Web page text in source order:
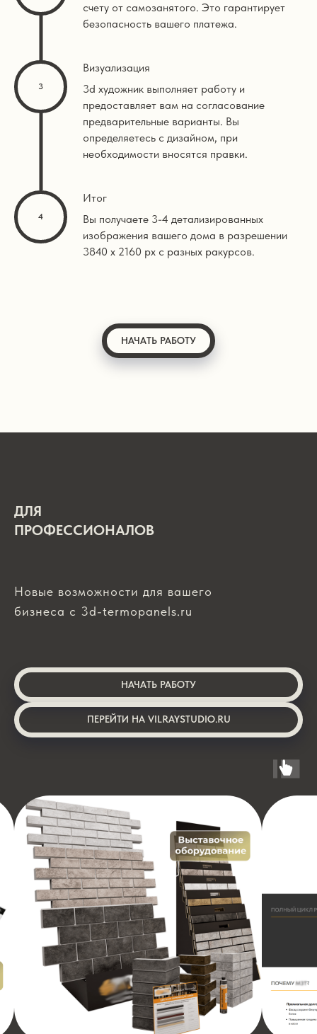
счету от самозанятого. Это гарантирует
безопасность вашего платежа.
Визуализация
3d художник выполняет работу и
предоставляет вам на согласование
предварительные варианты. Вы
определяетесь с дизайном, при
необходимости вносятся правки.
Итог
Вы получаете 3-4 детализированных
изображения вашего дома в разрешении
3840 х 2160 px с разных ракурсов.
НАЧАТЬ РАБОТУ
ДЛЯ
ПРОФЕССИОНАЛОВ
Новые возможности для вашего
бизнеса с 3d-termopanels.ru
НАЧАТЬ РАБОТУ
ПЕРЕЙТИ НА VILRAYSTUDIO.RU